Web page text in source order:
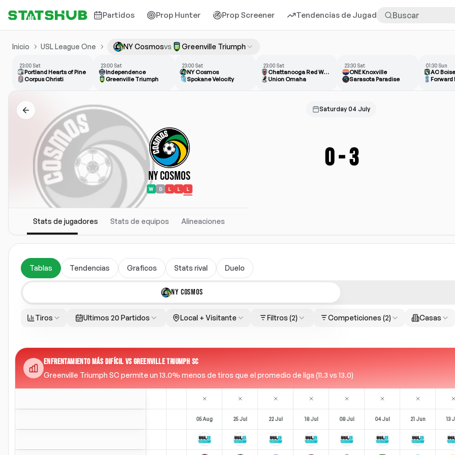
Partidos Prop Hunter Prop Screener Tendencias de Jugadores Más
Inicio USL League One NY Cosmosvs Greenville Triumph
23:00 Sat
Portland Hearts of Pine
Corpus Christi
23:00 Sat
Independence
Greenville Triumph
23:00 Sat
NY Cosmos
Spokane Velocity
23:00 Sat
Chattanooga Red Wolves
Union Omaha
23:30 Sat
ONE Knoxville
Sarasota Paradise
01:30 Sun
AC Boise
Forward
Saturday 04 July
NY Cosmos
W D L L L
0-3
Stats de jugadores Stats de equipos Alineaciones
Tablas Tendencias Graficos Stats rival Duelo
NY COSMOS
Tiros Ultimos 20 Partidos Local + Visitante Filtros (2) Competiciones (2) Casas
ENFRENTAMIENTO MÁS DIFÍCIL VS GREENVILLE TRIUMPH SC
Greenville Triumph SC permite un 13.0% menos de tiros que el promedio de liga (11.3 vs 13.0)
05 Aug 25 Jul 22 Jul 18 Jul 08 Jul 04 Jul 21 Jun 13